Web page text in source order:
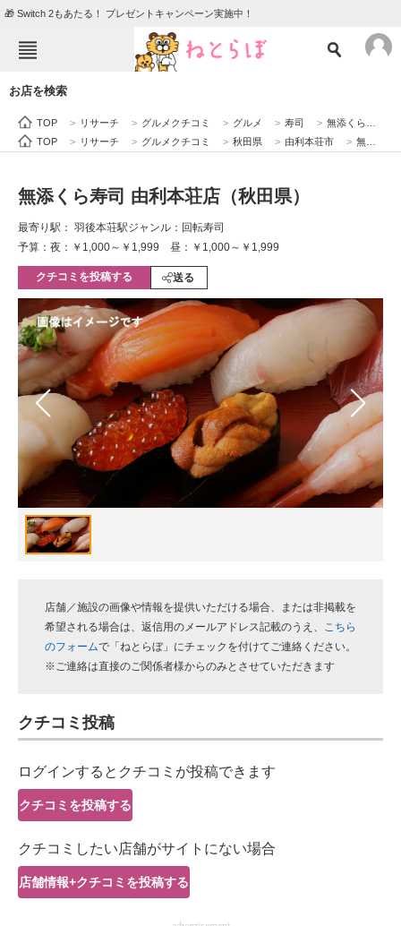
🎁 Switch 2もあたる！ プレゼントキャンペーン実施中！
エンタメ クイズ
住まい 教育・育児
動物 リサーチ
会員記事
メディア
注目記事を集めた総合ページ
ITの今と未来を見通す
スマホと通信の最新トレンド
進化するPCとデバイスの未来
好きが集まる 比べて選べる
ビジネスと働き方のヒント
企業ITのトレンドを詳説
経営リーダーのコミュニティ
ITエンジニア向け専門サイト
企業向けIT製品の総合サイト
IT製品の技術・比較・事例
製造業のIT導入・活用を支援
お店を検索
TOP > リサーチ > グルメクチコミ > グルメ > 寿司 > 無添くら寿司 由利本荘店（秋田県）
TOP
> リサーチ > グルメクチコミ > 秋田県 > 由利本荘市 > 無添くら寿司 由利本荘店（秋田県）
無添くら寿司 由利本荘店（秋田県）
最寄り駅： 羽後本荘駅ジャンル：回転寿司
予算：夜：￥1,000～￥1,999 昼：￥1,000～￥1,999
クチコミを投稿する 送る
店舗／施設の画像や情報を提供いただける場合、または非掲載を
希望される場合は、返信用のメールアドレス記載のうえ、 こちら
のフォームで「ねとらぼ」にチェックを付けてご連絡ください。
※ご連絡は直接のご関係者様からのみとさせていただきます
クチコミ投稿
ログインするとクチコミが投稿できます
クチコミを投稿する
クチコミしたい店舗がサイトにない場合
店舗情報+クチコミを投稿する